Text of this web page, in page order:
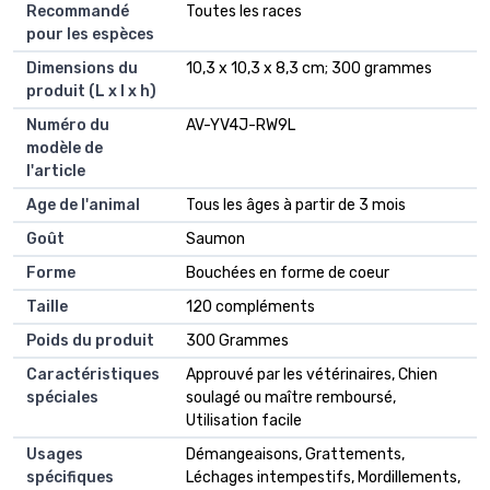
Recommandé
pour les espèces
‎Toutes les races
Dimensions du
produit (L x l x h)
‎10,3 x 10,3 x 8,3 cm; 300 grammes
Numéro du
modèle de
l'article
‎AV-YV4J-RW9L
Age de l'animal
‎Tous les âges à partir de 3 mois
Goût
‎Saumon
Forme
‎Bouchées en forme de coeur
Taille
‎120 compléments
Poids du produit
‎300 Grammes
Caractéristiques
spéciales
‎Approuvé par les vétérinaires, Chien
soulagé ou maître remboursé,
Utilisation facile
Usages
spécifiques
‎Démangeaisons, Grattements,
Léchages intempestifs, Mordillements,